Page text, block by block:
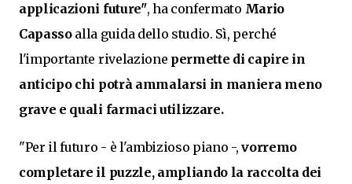
applicazioni future", ha confermato Mario
Capasso alla guida dello studio. Sì, perché
l'importante rivelazione permette di capire in
anticipo chi potrà ammalarsi in maniera meno
grave e quali farmaci utilizzare.
"Per il futuro - è l'ambizioso piano -,vorremo
completare il puzzle, ampliando la raccolta dei